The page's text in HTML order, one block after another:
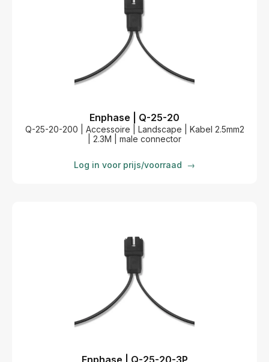
Enphase | Q-25-20
Q-25-20-200 | Accessoire | Landscape | Kabel 2.5mm2
| 2.3M | male connector
Log in voor prijs/voorraad →